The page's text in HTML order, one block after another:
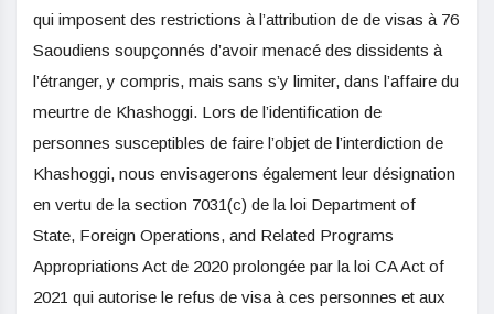
qui imposent des restrictions à l’attribution de de visas à 76
Saoudiens soupçonnés d’avoir menacé des dissidents à
l’étranger, y compris, mais sans s’y limiter, dans l’affaire du
meurtre de Khashoggi. Lors de l’identification de
personnes susceptibles de faire l’objet de l’interdiction de
Khashoggi, nous envisagerons également leur désignation
en vertu de la section 7031(c) de la loi Department of
State, Foreign Operations, and Related Programs
Appropriations Act de 2020 prolongée par la loi CA Act of
2021 qui autorise le refus de visa à ces personnes et aux